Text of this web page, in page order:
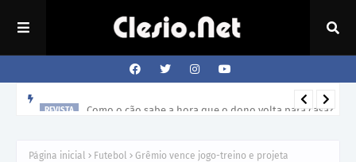
REVISTA Como o cão sabe a hora que o dono volta para casa?
Página inicial Futebol
Grêmio vence jogo-treino e projeta